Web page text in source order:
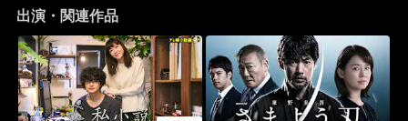
出演・関連作品